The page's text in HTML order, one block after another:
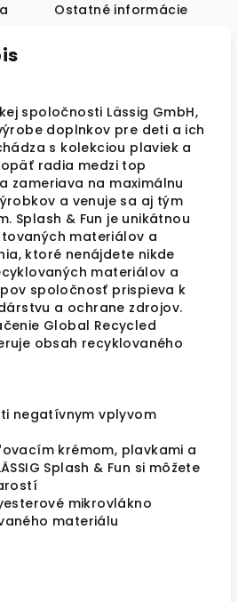
Ostatné informácie
spoločnosti Lässig GmbH,
doplnkov pre deti a ich
s kolekciou plaviek a
radia medzi top
zameriava na maximálnu
a venuje sa aj tým
Splash & Fun je unikátnou
materiálov a
ktoré nenájdete nikde
materiálov a
spoločnosť prispieva k
a ochrane zdrojov.
Global Recycled
obsah recyklovaného
negatívnym vplyvom
krémom, plavkami a
Splash & Fun si môžete
mikrovlákno
materiálu